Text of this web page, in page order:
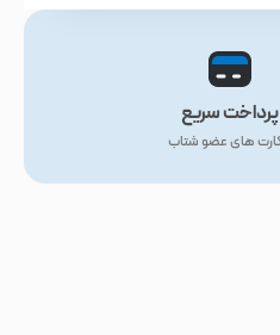
پرداخت سریع
کارت های عضو شتاب